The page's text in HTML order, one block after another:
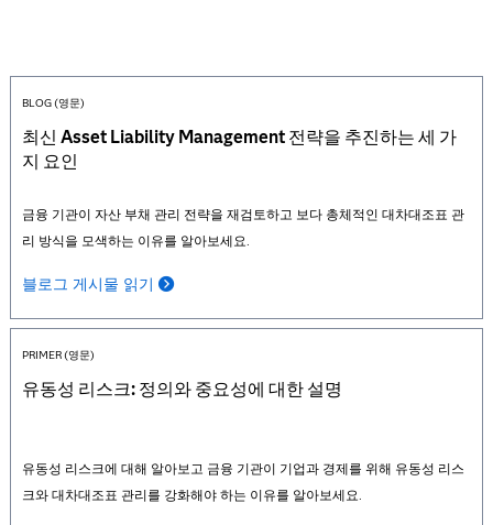
BLOG (영문)
최신 Asset Liability Management 전략을 추진하는 세 가
지 요인
금융 기관이 자산 부채 관리 전략을 재검토하고 보다 총체적인 대차대조표 관
리 방식을 모색하는 이유를 알아보세요.
블로그 게시물 읽기
PRIMER (영문)
유동성 리스크: 정의와 중요성에 대한 설명
유동성 리스크에 대해 알아보고 금융 기관이 기업과 경제를 위해 유동성 리스
크와 대차대조표 관리를 강화해야 하는 이유를 알아보세요.